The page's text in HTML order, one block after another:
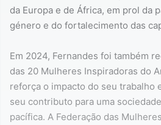
da Europa e de África, em prol da
género e do fortalecimento das
Em 2024, Fernandes foi também
das 20 Mulheres Inspiradoras do
reforça o impacto do seu trabalho
seu contributo para uma
pacífica. A Federação das